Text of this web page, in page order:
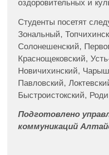
оздоровительных и
Студенты посетят
Зональный,
Солонешенский,
Краснощековский,
Новичихинский,
Павловский,
Быстроистокский,
Подготовлено
коммуникаций